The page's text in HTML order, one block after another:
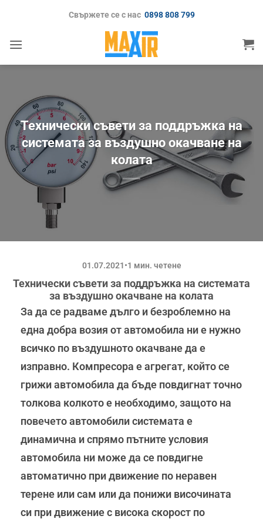
Свържете се с нас 0898 808 799
Технически съвети за поддръжка на
системата за въздушно окачване на
колата
01.07.2021•1 мин. четене
Технически съвети за поддръжка на системата
за въздушно окачване на колата
За да се радваме дълго и безроблемно на
една добра возия от автомобила ни е нужно
всичко по въздушното окачване да е
изправно. Компресора е агрегат, който се
грижи автомобила да бъде повдигнат точно
толкова колкото е необходимо, защото на
повечето автомобили системата е
динамична и спрямо пътните условия
автомобила ни може да се повдигне
автоматично при движение по неравен
терене или сам или да понижи височината
си при движение с висока скорост по